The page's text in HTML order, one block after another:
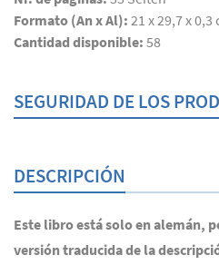
Formato (An x Al): 21 x 29,7 x 0,3
Cantidad disponible: 58
SEGURIDAD DE LOS
DESCRIPCIÓN
Este libro está solo en alemán,
versión traducida de la